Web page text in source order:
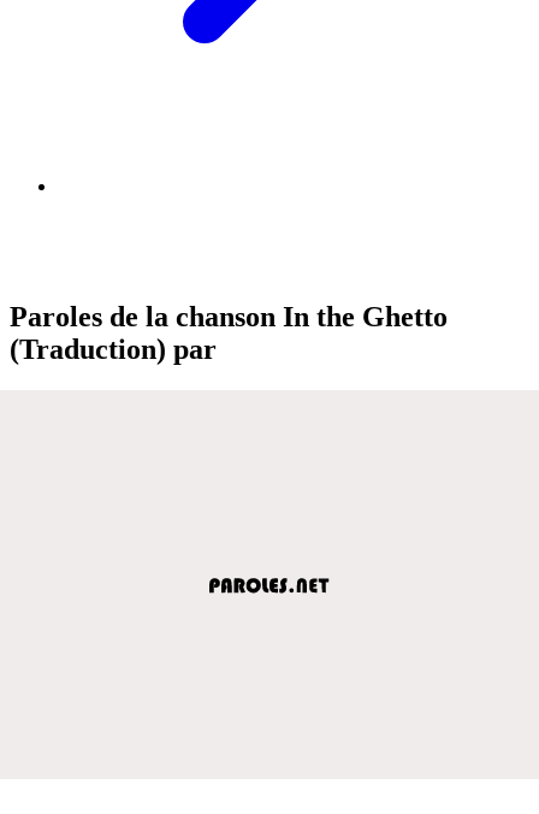
Paroles de la chanson In the Ghetto
(Traduction) par